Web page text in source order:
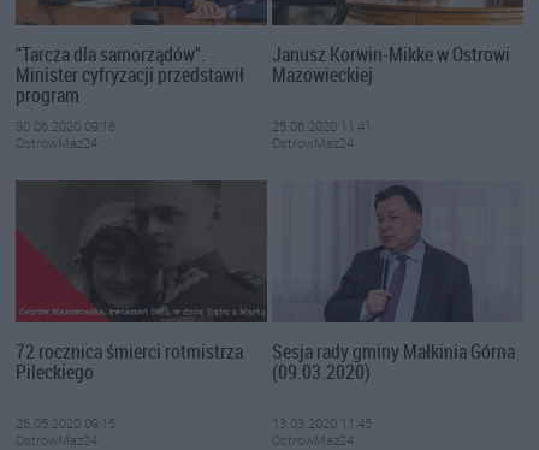
"Tarcza dla samorządów".
Minister cyfryzacji przedstawił
program
30.06.2020 09:18
OstrowMaz24
Janusz Korwin-Mikke w Ostrowi
Mazowieckiej
25.06.2020 11:41
OstrowMaz24
72 rocznica śmierci rotmistrza
Pileckiego
26.05.2020 09:15
OstrowMaz24
Sesja rady gminy Małkinia Górna
(09.03.2020)
13.03.2020 11:45
OstrowMaz24